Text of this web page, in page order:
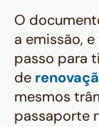
O
a emissão,
passo para
de
mesmos
passaporte